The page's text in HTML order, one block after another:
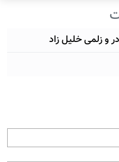
و زلمی خلیل زاد